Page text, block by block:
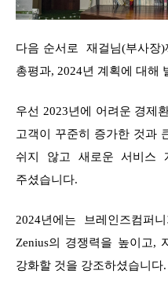
다음 순서로 재걸님(부사장
총평과, 2024년 계획에 대해
우선 2023년에 어려운 경제
고객이 꾸준히 증가한 것과
쉬지 않고 새로운 서비스
주셨습니다.
2024년에는 브레인즈컴
Zenius의 경쟁력을 높이고,
강화할 것을 강조하셨습니다.